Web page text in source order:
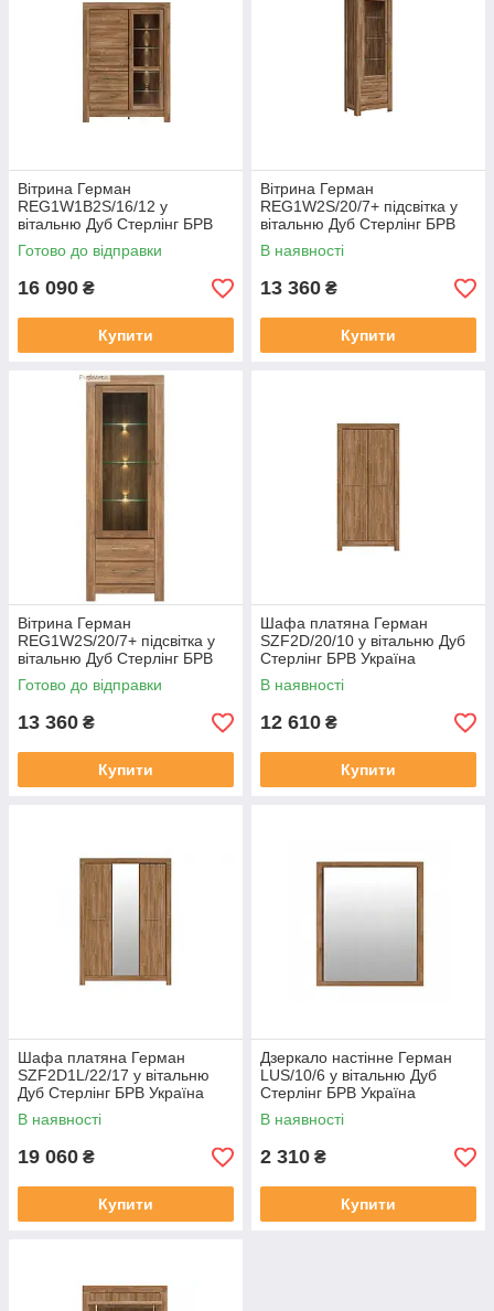
Вітрина Герман
REG1W1В2S/16/12 у
вітальню Дуб Стерлінг БРВ
Україна
Готово до відправки
16 090 ₴
Купити
Вітрина Герман
REG1W2S/20/7+ підсвітка у
вітальню Дуб Стерлінг БРВ
Україна
В наявності
13 360 ₴
Купити
Вітрина Герман
REG1W2S/20/7+ підсвітка у
вітальню Дуб Стерлінг БРВ
Україна
Готово до відправки
13 360 ₴
Купити
Шафа платяна Герман
SZF2D/20/10 у вітальню Дуб
Стерлінг БРВ Україна
В наявності
12 610 ₴
Купити
Шафа платяна Герман
SZF2D1L/22/17 у вітальню
Дуб Стерлінг БРВ Україна
В наявності
19 060 ₴
Купити
Дзеркало настінне Герман
LUS/10/6 у вітальню Дуб
Стерлінг БРВ Україна
В наявності
2 310 ₴
Купити